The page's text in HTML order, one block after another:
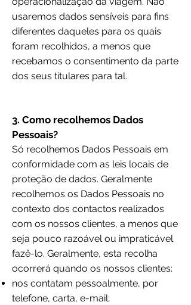
usaremos dados sensíveis para fins
diferentes daqueles para os quais
foram recolhidos, a menos que
recebamos o consentimento da parte
dos seus titulares para tal.
3. Como recolhemos Dados
Pessoais?
Só recolhemos Dados Pessoais em
conformidade com as leis locais de
proteção de dados. Geralmente
recolhemos os Dados Pessoais no
contexto dos contactos realizados
com os nossos clientes, a menos que
seja pouco razoável ou impraticável
fazê-lo. Geralmente, esta recolha
ocorrerá quando os nossos clientes:
nos contatam pessoalmente, por
telefone, carta, e-mail;